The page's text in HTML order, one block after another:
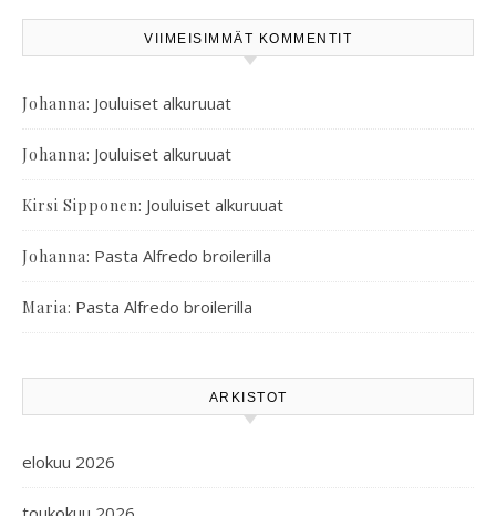
VIIMEISIMMÄT KOMMENTIT
Johanna: Jouluiset alkuruuat
Johanna: Jouluiset alkuruuat
Kirsi Sipponen: Jouluiset alkuruuat
Johanna: Pasta Alfredo broilerilla
Maria: Pasta Alfredo broilerilla
ARKISTOT
elokuu 2026